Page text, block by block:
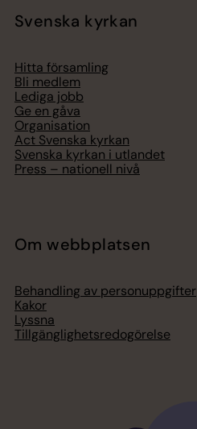
Svenska kyrkan
Hitta församling
Bli medlem
Lediga jobb
Ge en gåva
Organisation
Act Svenska kyrkan
Svenska kyrkan i utlandet
Press – nationell nivå
Om webbplatsen
Behandling av personuppgifter
Kakor
Lyssna
Tillgänglighetsredogörelse